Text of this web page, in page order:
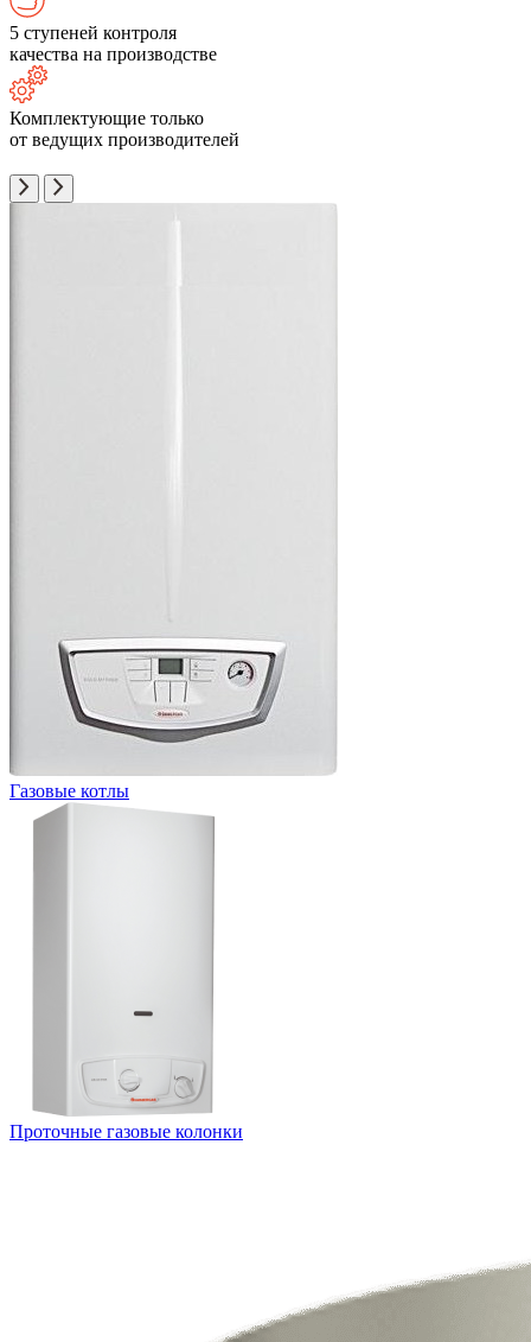
5 ступеней контроля
качества на производстве
Комплектующие только
от ведущих производителей
Газовые котлы
Проточные газовые колонки